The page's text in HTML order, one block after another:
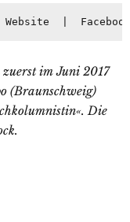
Website Facebook
im Juni 2017
(Braunschweig)
Die